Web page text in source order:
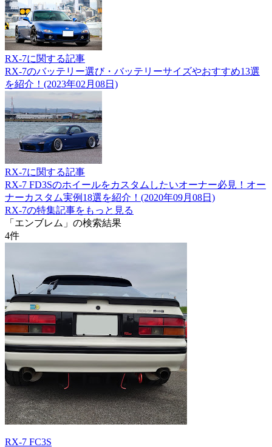
RX-7に関する記事
RX-7のバッテリー選び・バッテリーサイズやおすすめ13選
を紹介！(2023年02月08日)
RX-7に関する記事
RX-7 FD3Sのホイールをカスタムしたいオーナー必見！オー
ナーカスタム実例18選を紹介！(2020年09月08日)
RX-7の特集記事をもっと見る
「エンブレム」の検索結果
4件
RX-7 FC3S